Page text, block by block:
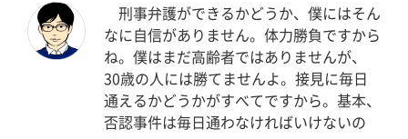
刑事弁護ができるかどうか、僕にはそん
なに自信がありません。体力勝負ですから
ね。僕はまだ高齢者ではありませんが、
30歳の人には勝てませんよ。接見に毎日
通えるかどうかがすべてですから。基本、
否認事件は毎日通わなければいけないの